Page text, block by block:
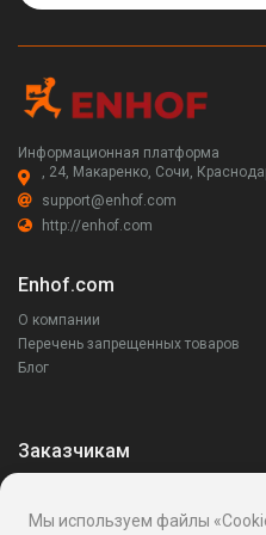
Информационная платформа
, 24, Макаренко, Сочи,
support@enhof.com
http://enhof.com
Enhof.com
О компании
Перечень запрещенных товаров
Блог
Заказчикам
Мы используем файлы